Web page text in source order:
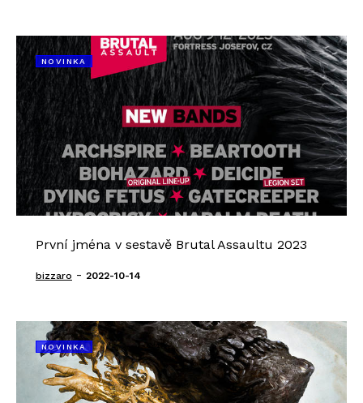
NOVINKA
První jména v sestavě Brutal Assaultu 2023
bizzaro - 2022-10-14
NOVINKA